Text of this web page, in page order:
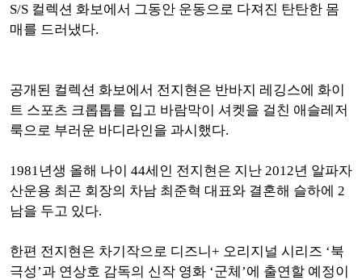
S/S 컬렉션 화보에서 그동안 운동으로 다져진 탄탄한 몸
매를 드러냈다.
공개된 컬렉션 화보에서 전지현은 반바지 레깅스에 화이
트 스포츠 크롭톱를 입고 바람막이 셔켓을 걸친 애슬레저
룩으로 부러운 바디라인을 과시했다.
1981년생 올해 나이 44세인 전지현은 지난 2012년 알파자
산운용 최곤 회장의 차남 최준혁 대표와 결혼해 슬하에 2
남을 두고 있다.
한편 전지현은 차기작으로 디즈니+ 오리지널 시리즈 ‘북
극성’과 연상호 감독의 신작 영화 ‘군체’에 출연할 예정이